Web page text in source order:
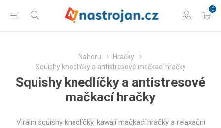
0
Nahoru
Hračky
Squishy knedlíčky a antistresové mačkací hračky
Squishy knedlíčky a antistresové
mačkací hračky
Virální squishy knedlíčky, kawaii mačkací hračky a relaxační